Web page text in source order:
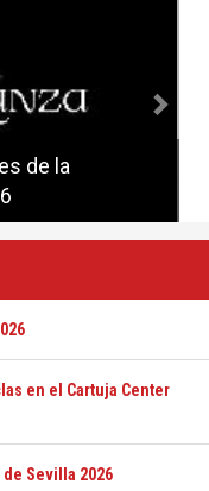
de la
en
en el Cartuja Center
Sevilla 2026